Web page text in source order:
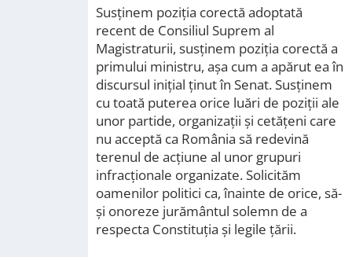
Susţinem poziţia corectă adoptată
recent de Consiliul Suprem al
Magistraturii, susţinem poziţia corectă a
primului ministru, aşa cum a apărut ea în
discursul iniţial ţinut în Senat. Susţinem
cu toată puterea orice luări de poziţii ale
unor partide, organizaţii şi cetăţeni care
nu acceptă ca România să redevină
terenul de acţiune al unor grupuri
infracţionale organizate. Solicităm
oamenilor politici ca, înainte de orice, să-
şi onoreze jurământul solemn de a
respecta Constituţia şi legile ţării.